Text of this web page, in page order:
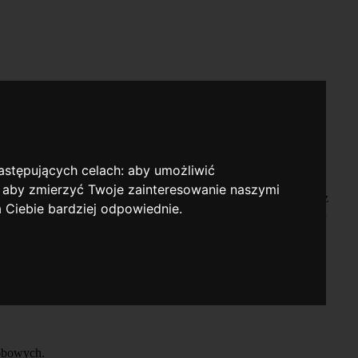
celach:aby umożliwić
aby zmierzyć Twoje zainteresowanie naszymi
bardziej odpowiednie.
z Serwisu w celu świadczenia usług elektronicznych przez
narzędzi dostępnych w Serwisie. Polityka Prywatności